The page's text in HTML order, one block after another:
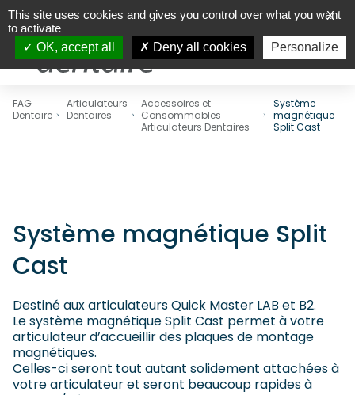
FAG
Dentaire
Articulateurs
Dentaires
Accessoires et
Consommables
Articulateurs Dentaires
Système
magnétique
Split Cast
Système magnétique Split
Cast
Destiné aux articulateurs Quick Master LAB et B2.
Le système magnétique Split Cast permet à votre
articulateur d’accueillir des plaques de montage
magnétiques.
Celles-ci seront tout autant solidement attachées à
votre articulateur et seront beaucoup rapides à
X
This site uses cookies and gives you control over what you want
to activate
OK, accept all
Deny all cookies Personalize